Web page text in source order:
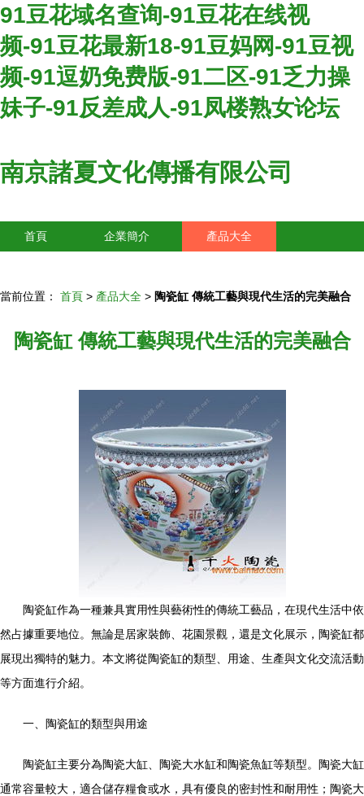
91豆花域名查询-91豆花在线视
频-91豆花最新18-91豆妈网-91豆视
频-91逗奶免费版-91二区-91乏力操
妹子-91反差成人-91凤楼熟女论坛
南京諸夏文化傳播有限公司
首頁 企業簡介 產品大全
當前位置： 首頁 > 產品大全 > 陶瓷缸 傳統工藝與現代生活的完美融合
陶瓷缸 傳統工藝與現代生活的完美融合
陶瓷缸作為一種兼具實用性與藝術性的傳統工藝品，在現代生活中依
然占據重要地位。無論是居家裝飾、花園景觀，還是文化展示，陶瓷缸都
展現出獨特的魅力。本文將從陶瓷缸的類型、用途、生產與文化交流活動
等方面進行介紹。
一、陶瓷缸的類型與用途
陶瓷缸主要分為陶瓷大缸、陶瓷大水缸和陶瓷魚缸等類型。陶瓷大缸
通常容量較大，適合儲存糧食或水，具有優良的密封性和耐用性；陶瓷大